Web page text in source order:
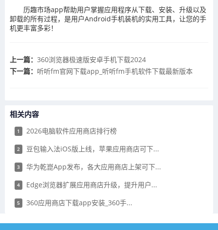
历趣市场app帮助用户掌握应用程序从下载、安装、升级以及
卸载的所有过程，是用户Android手机装机的实用工具，让您的手
机更丰富多彩！
上一篇： 360浏览器极速版安卓手机下载2024
下一篇： ​听听fm官网下载app_听听fm手机软件下载最新版本
相关内容
1 2026电脑软件应用商店排行榜
2 豆包输入法iOS版上线，苹果应用商店可下...
3 华为乾崑App发布，各大应用商店上架可下...
4 Edge浏览器扩展应用商店升级，提升用户...
5 ​360应用商店下载app安装_360手...